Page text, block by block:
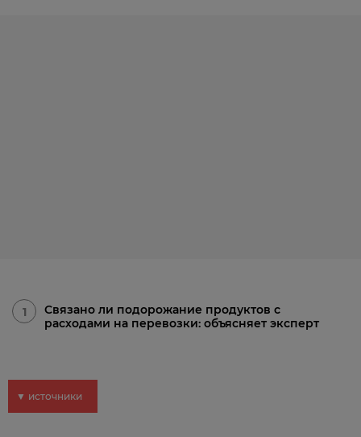
1
Связано ли подорожание продуктов с
расходами на перевозки: объясняет эксперт
▼ источники